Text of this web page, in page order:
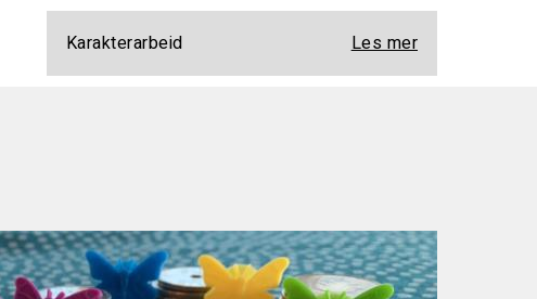
Karakterarbeid Les mer